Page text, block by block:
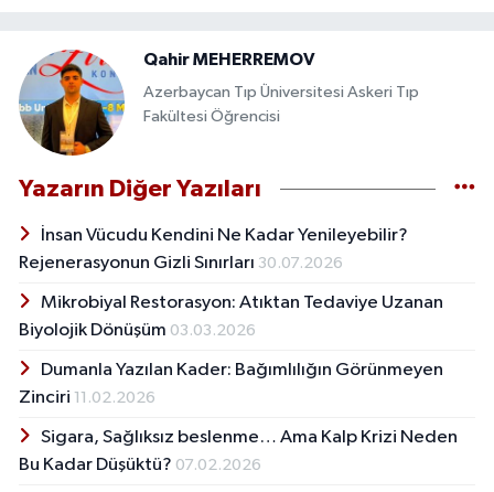
Qahir MEHERREMOV
Azerbaycan Tıp Üniversitesi Askeri Tıp
Fakültesi Öğrencisi
Yazarın Diğer Yazıları
İnsan Vücudu Kendini Ne Kadar Yenileyebilir?
Rejenerasyonun Gizli Sınırları 30.07.2026
Mikrobiyal Restorasyon: Atıktan Tedaviye Uzanan
Biyolojik Dönüşüm 03.03.2026
Dumanla Yazılan Kader: Bağımlılığın Görünmeyen
Zinciri 11.02.2026
Sigara, Sağlıksız beslenme… Ama Kalp Krizi Neden
Bu Kadar Düşüktü? 07.02.2026